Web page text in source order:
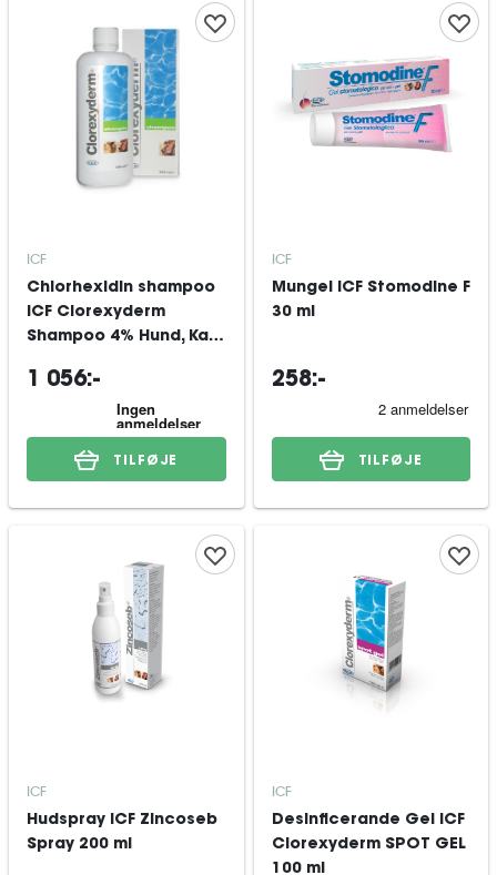
ICF
Chlorhexidin shampoo
ICF Clorexyderm
Shampoo 4% Hund, Kat
1 056:-
TILFØJE
ICF
Mungel ICF Stomodine F
30 ml
258:-
TILFØJE
ICF
Hudspray ICF Zincoseb
Spray 200 ml
ICF
Desinficerande Gel ICF
Clorexyderm SPOT GEL
100 ml